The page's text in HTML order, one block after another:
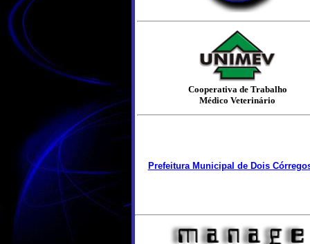
Cooperativa de Trabalho
Médico Veterinário
Prefeitura Municipal de Dois